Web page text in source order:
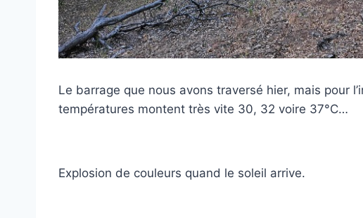
Le barrage que nous avons traversé hier, mais pour
températures montent très vite 30, 32 voire 37°C…
Explosion de couleurs quand le soleil arrive.